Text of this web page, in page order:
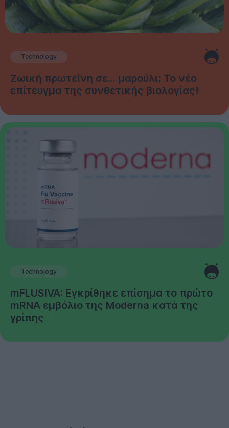
Technology
Ζωική πρωτεΐνη σε... μαρούλι; Το νέο
επίτευγμα της συνθετικής βιολογίας!
Technology
mFLUSIVA: Εγκρίθηκε επίσημα το πρώτο
mRNA εμβόλιο της Moderna κατά της
γρίπης